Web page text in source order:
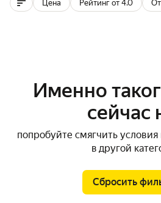
Цена Рейтинг от 4.0
Именно
сейчас
попробуйте смягчить
в другой
Сбросить